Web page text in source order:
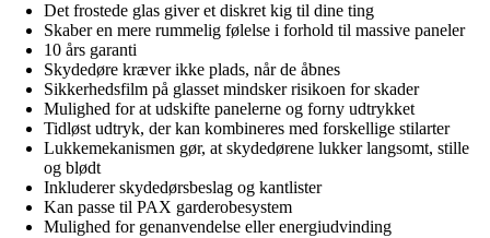
Det frostede glas giver et diskret kig til dine ting
Skaber en mere rummelig følelse i forhold til massive paneler
10 års garanti
Skydedøre kræver ikke plads, når de åbnes
Sikkerhedsfilm på glasset mindsker risikoen for skader
Mulighed for at udskifte panelerne og forny udtrykket
Tidløst udtryk, der kan kombineres med forskellige stilarter
Lukkemekanismen gør, at skydedørene lukker langsomt, stille
og blødt
Inkluderer skydedørsbeslag og kantlister
Kan passe til PAX garderobesystem
Mulighed for genanvendelse eller energiudvinding